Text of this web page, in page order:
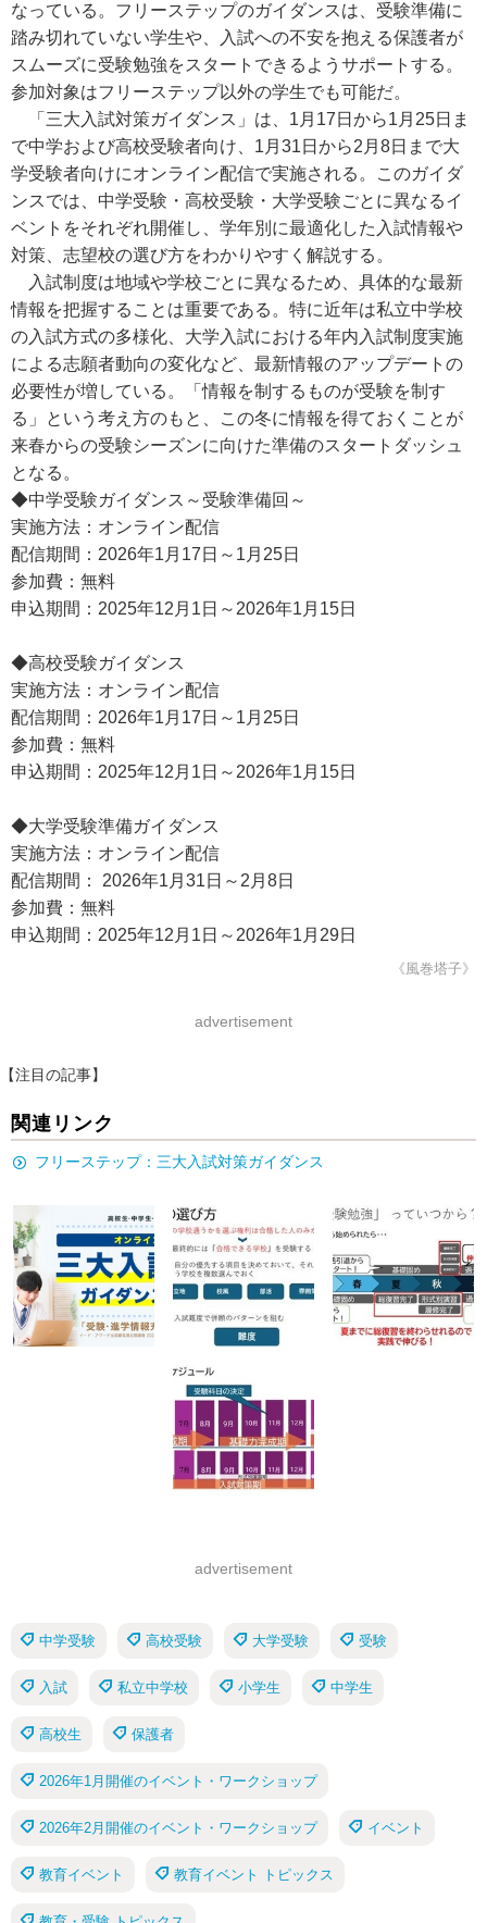
なっている。フリーステップのガイダンスは、受験準備に
踏み切れていない学生や、入試への不安を抱える保護者が
スムーズに受験勉強をスタートできるようサポートする。
参加対象はフリーステップ以外の学生でも可能だ。
「三大入試対策ガイダンス」は、1月17日から1月25日ま
で中学および高校受験者向け、1月31日から2月8日まで大
学受験者向けにオンライン配信で実施される。このガイダ
ンスでは、中学受験・高校受験・大学受験ごとに異なるイ
ベントをそれぞれ開催し、学年別に最適化した入試情報や
対策、志望校の選び方をわかりやすく解説する。
入試制度は地域や学校ごとに異なるため、具体的な最新
情報を把握することは重要である。特に近年は私立中学校
の入試方式の多様化、大学入試における年内入試制度実施
による志願者動向の変化など、最新情報のアップデートの
必要性が増している。「情報を制するものが受験を制す
る」という考え方のもと、この冬に情報を得ておくことが
来春からの受験シーズンに向けた準備のスタートダッシュ
となる。
◆中学受験ガイダンス～受験準備回～
実施方法：オンライン配信
配信期間：2026年1月17日～1月25日
参加費：無料
申込期間：2025年12月1日～2026年1月15日
◆高校受験ガイダンス
実施方法：オンライン配信
配信期間：2026年1月17日～1月25日
参加費：無料
申込期間：2025年12月1日～2026年1月15日
◆大学受験準備ガイダンス
実施方法：オンライン配信
配信期間： 2026年1月31日～2月8日
参加費：無料
申込期間：2025年12月1日～2026年1月29日
《風巻塔子》
advertisement
【注目の記事】
関連リンク
フリーステップ：三大入試対策ガイダンス
advertisement
中学受験 高校受験 大学受験 受験
入試 私立中学校 小学生 中学生
高校生 保護者
2026年1月開催のイベント・ワークショップ
2026年2月開催のイベント・ワークショップ イベント
教育イベント 教育イベント トピックス